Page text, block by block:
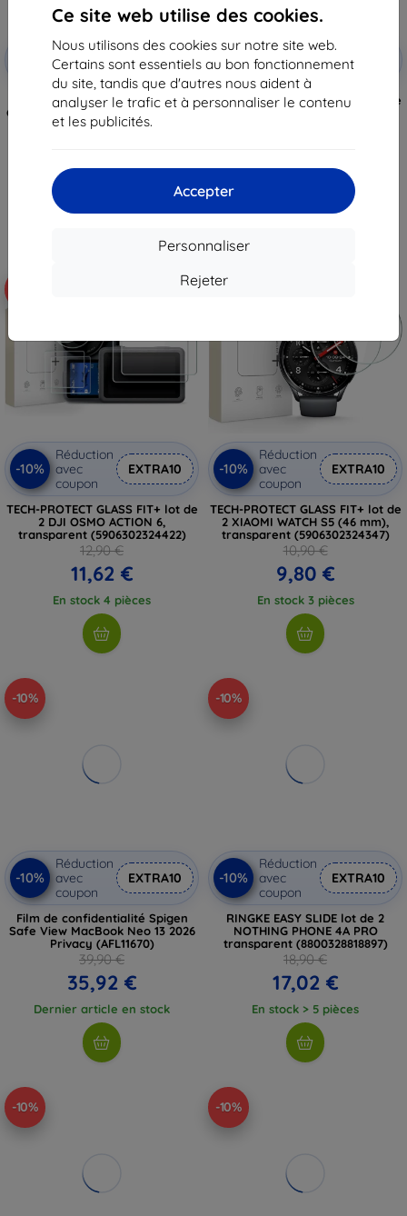
Ce site web utilise des cookies.
Nous utilisons des cookies sur notre site web.
Certains sont essentiels au bon fonctionnement
du site, tandis que d'autres nous aident à
analyser le trafic et à personnaliser le contenu
et les publicités.
Accepter
Personnaliser
Rejeter
Réduction
avec
coupon
EXTRA10
Verre de protection Tactical
Glass pour Xiaomi Pad 7/8/8 Pro,
transparent (57983130431)
13,42 €
En stock > 5 pièces
-10%
Réduction
avec
coupon
EXTRA10
TECH-PROTECT GLASS FIT+ lot de
2 pour Garmin Forerunner 70 /
9,80 €
-10%
Réduction
avec
coupon
EXTRA10
TECH-PROTECT GLASS FIT+ lot de
2 DJI OSMO ACTION 6,
transparent (5906302324422)
12,90 €
11,62 €
En stock 4 pièces
-10%
-10%
Réduction
avec
coupon
EXTRA10
TECH-PROTECT GLASS FIT+ lot de
2 XIAOMI WATCH S5 (46 mm),
transparent (5906302324347)
10,90 €
9,80 €
En stock 3 pièces
-10%
-10%
Réduction
avec
coupon
EXTRA10
Film de confidentialité Spigen
Safe View MacBook Neo 13 2026
Privacy (AFL11670)
39,90 €
35,92 €
Dernier article en stock
-10%
-10%
Réduction
avec
coupon
EXTRA10
RINGKE EASY SLIDE lot de 2
NOTHING PHONE 4A PRO
transparent (8800328818897)
18,90 €
17,02 €
En stock > 5 pièces
-10% -10%